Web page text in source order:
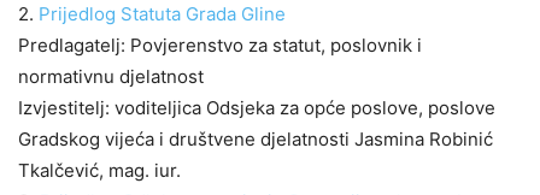
2. Prijedlog Statuta Grada Gline
Predlagatelj: Povjerenstvo za statut, poslovnik i
normativnu djelatnost
Izvjestitelj: voditeljica Odsjeka za opće poslove, poslove
Gradskog vijeća i društvene djelatnosti Jasmina Robinić
Tkalčević, mag. iur.